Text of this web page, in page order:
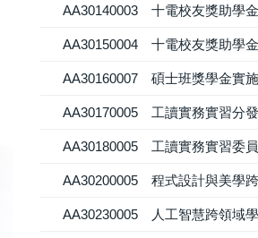
AA30140003 十電校友獎助學
AA30150004 十電校友獎助學
AA30160007 碩士班獎學金實
AA30170005 工讀實務實習分發
AA30180005 工讀實務實習委